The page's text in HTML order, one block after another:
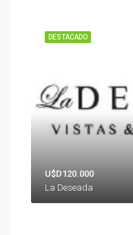
DESTACADO
U$D120.000
La Deseada